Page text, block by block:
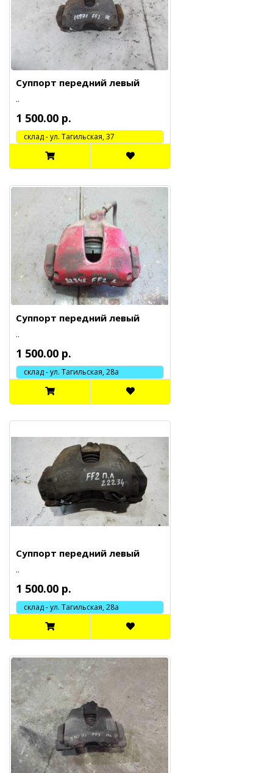
Суппорт передний левый
..
1 500.00 р.
cклад - ул. Тагильская, 37
Суппорт передний левый
..
1 500.00 р.
склад - ул. Тагильская, 28а
Суппорт передний левый
..
1 500.00 р.
склад - ул. Тагильская, 28а